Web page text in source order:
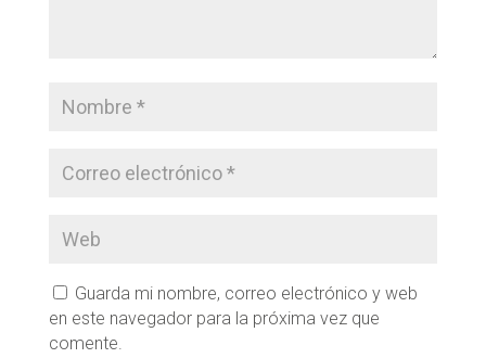
Guarda mi nombre, correo electrónico y web
en este navegador para la próxima vez que
comente.